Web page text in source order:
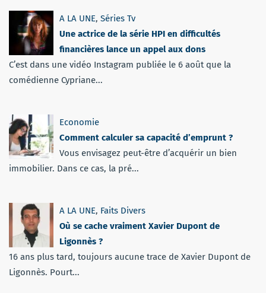
A LA UNE, Séries Tv
Une actrice de la série HPI en difficultés
financières lance un appel aux dons
C’est dans une vidéo Instagram publiée le 6 août que la
comédienne Cypriane...
Economie
Comment calculer sa capacité d’emprunt ?
Vous envisagez peut-être d’acquérir un bien
immobilier. Dans ce cas, la pré...
A LA UNE, Faits Divers
Où se cache vraiment Xavier Dupont de
Ligonnès ?
16 ans plus tard, toujours aucune trace de Xavier Dupont de
Ligonnès. Pourt...